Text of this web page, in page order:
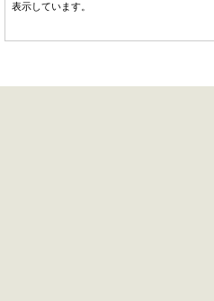
表示しています。